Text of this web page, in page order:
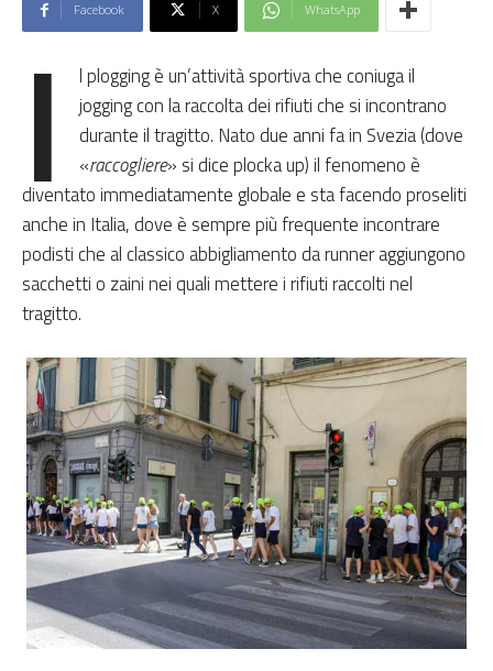
Facebook X WhatsApp
I l plogging è un’attività sportiva che coniuga il
jogging con la raccolta dei rifiuti che si incontrano
durante il tragitto. Nato due anni fa in Svezia (dove
«raccogliere» si dice plocka up) il fenomeno è
diventato immediatamente globale e sta facendo proseliti
anche in Italia, dove è sempre più frequente incontrare
podisti che al classico abbigliamento da runner aggiungono
sacchetti o zaini nei quali mettere i rifiuti raccolti nel
tragitto.